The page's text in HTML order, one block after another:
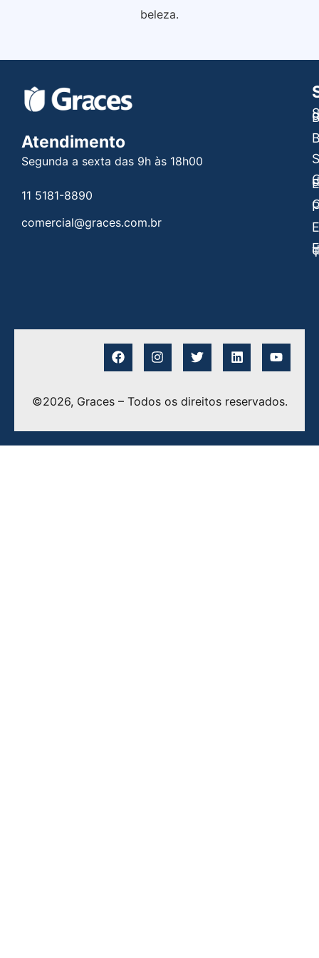
beleza.
Atendimento
Segunda a sexta das 9h às 18h00
11 5181-8890
comercial@graces.com.br
©2026, Graces – Todos os direitos reservados.